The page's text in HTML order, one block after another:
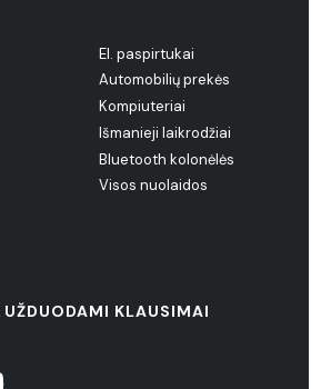
El. paspirtukai
Automobilių prekės
Kompiuteriai
Išmanieji laikrodžiai
Bluetooth kolonėlės
Visos nuolaidos
KLAUSIMAI